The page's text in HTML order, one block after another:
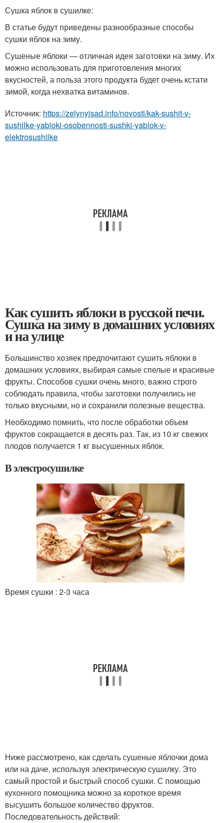
Сушка яблок в сушилке:
В статье будут приведены разнообразные способы
сушки яблок на зиму.
Сушеные яблоки — отличная идея заготовки на зиму. Их
можно использовать для приготовления многих
вкусностей, а польза этого продукта будет очень кстати
зимой, когда нехватка витаминов.
Источник: https://zelynyjsad.info/novosti/kak-sushit-v-
sushilke-yabloki-osobennosti-sushki-yablok-v-
elektrosushilke
Как сушить яблоки в русской печи.
Сушка на зиму в домашних условиях
и на улице
Большинство хозяек предпочитают сушить яблоки в
домашних условиях, выбирая самые спелые и красивые
фрукты. Способов сушки очень много, важно строго
соблюдать правила, чтобы заготовки получились не
только вкусными, но и сохранили полезные вещества.
Необходимо помнить, что после обработки объем
фруктов сокращается в десять раз. Так, из 10 кг свежих
плодов получается 1 кг высушенных яблок.
В электросушилке
Время сушки : 2-3 часа
Ниже рассмотрено, как сделать сушеные яблочки дома
или на даче, используя электрическую сушилку. Это
самый простой и быстрый способ сушки. С помощью
кухонного помощника можно за короткое время
высушить большое количество фруктов.
Последовательность действий: